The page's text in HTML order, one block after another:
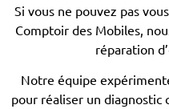
Si vous ne pouvez pas
Comptoir des Mobiles,
réparation
Notre équipe
pour réaliser un diagnostic